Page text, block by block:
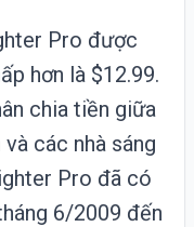
Pro được
hơn là $12.99.
chia tiền giữa
các nhà sáng
Pro đã có
6/2009 đến